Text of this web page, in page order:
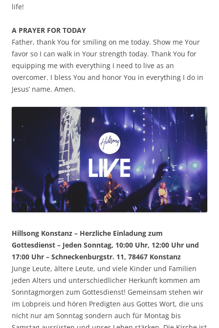
life!
A PRAYER FOR TODAY
Father, thank You for smiling on me today. Show me Your
favor so I can walk in Your strength today. Thank You for
equipping me with everything I need to live as an
overcomer. I bless You and honor You in everything I do in
Jesus’ name. Amen.
Hillsong Konstanz – Herzliche Einladung zum
Gottesdienst – Jeden Sonntag, 10:00 Uhr, 12:00 Uhr und
17:00 Uhr – Schneckenburgstr. 11, 78467 Konstanz
Junge Leute, ältere Leute, und viele Kinder und Familien
jeden Alters und unterschiedlicher Herkunft kommen am
Sonntagmorgen zum Gottesdienst! Gemeinsam stehen wir
im Lobpreis und hören Predigten aus Gottes Wort, die uns
nicht nur am Sonntag sondern auch für Montag bis